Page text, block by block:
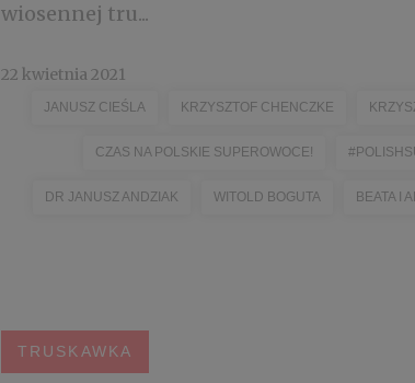
wiosennej tru...
22 kwietnia 2021
JANUSZ CIEŚLA KRZYSZTOF CHENCZKE
CZAS NA POLSKIE SUPEROWOCE!
DR JANUSZ ANDZIAK WITOLD BOGUTA BEATA I
TRUSKAWKA